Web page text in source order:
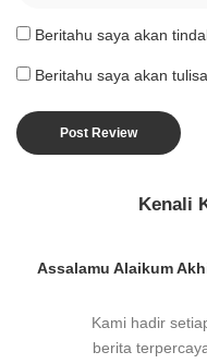
Beritahu saya akan
Beritahu saya akan
Kenali
Assalamu Alaikum
Kami hadir
berita